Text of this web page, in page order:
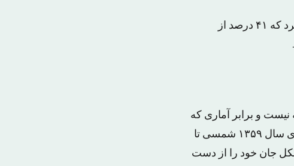
ایرج حریرچی، سخنگوی وزارت بهداشت ایران اخیرا در نشست خبری اظهار کرد که ۴۱ درصد از
نیست و برابر آماری که
سازمان پزشکی قانونی این کشور در اختیار خبرگزاری ایسنا قرار داده، از ابتدای سال ۱۳۵۹ شمسی تا
به دلیل مسمومیت با الکل جان خود را از دست